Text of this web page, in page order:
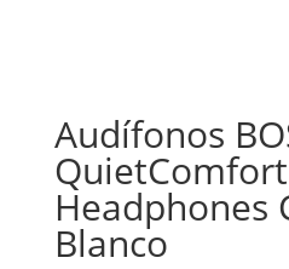
Audífonos
QuietComfort
Headphones
Blanco